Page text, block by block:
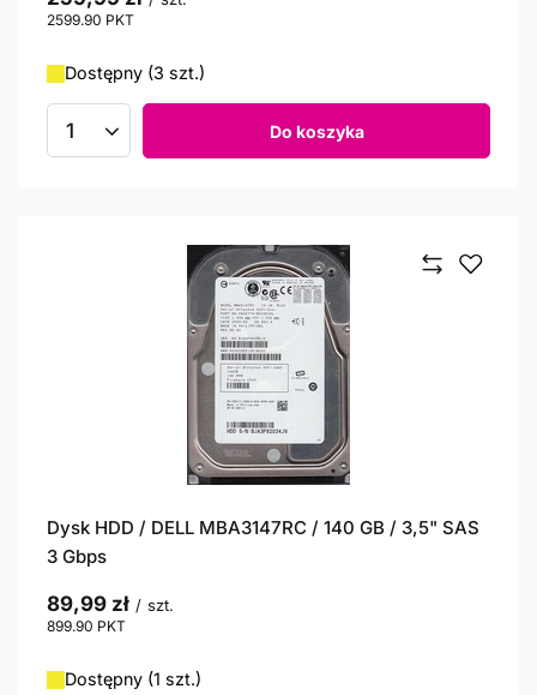
2599.90 PKT
Dostępny (3 szt.)
Ilość produktów Do koszyka
Dysk HDD / DELL MBA3147RC / 140 GB / 3,5" SAS
3 Gbps
89,99 zł / szt.
899.90 PKT
Dostępny (1 szt.)